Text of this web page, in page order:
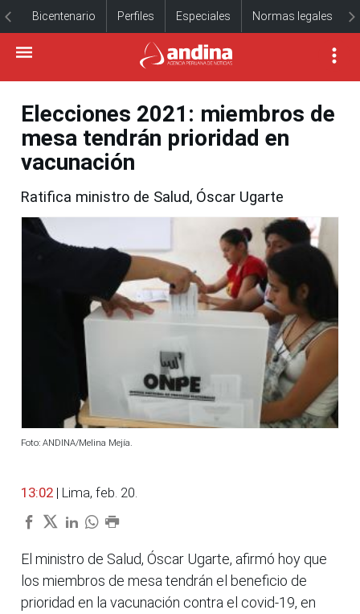
Bicentenario Perfiles Especiales Normas legales
Elecciones 2021: miembros de
mesa tendrán prioridad en
vacunación
Ratifica ministro de Salud, Óscar Ugarte
Foto: ANDINA/Melina Mejía.
13:02 | Lima, feb. 20.
El ministro de Salud, Óscar Ugarte, afirmó hoy que
los miembros de mesa tendrán el beneficio de
prioridad en la vacunación contra el covid-19, en